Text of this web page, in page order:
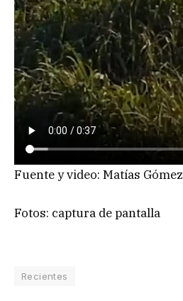
Fuente y video: Matías Gómez
Fotos: captura de pantalla
Recientes